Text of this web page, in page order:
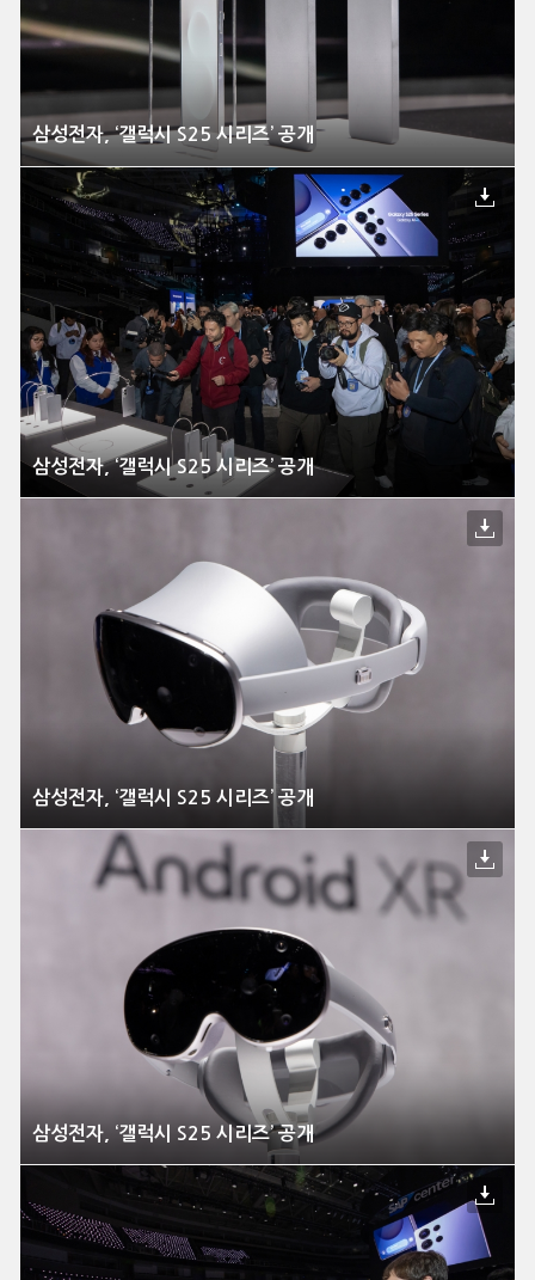
삼성전자, ‘갤럭시 S25 시리즈’ 공개
삼성전자, ‘갤럭시 S25 시리즈’ 공개
삼성전자, ‘갤럭시 S25 시리즈’ 공개
삼성전자, ‘갤럭시 S25 시리즈’ 공개